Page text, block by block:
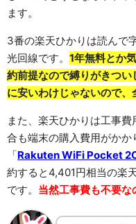
ます。
3番の楽天ひかりは読んで
光回線です。 1年無料とか
約前提なので縛りがきつ
に安いわけじゃないので
また、楽天ひかりは工事
合も端末の購入費用がか
「Rakuten WiFi Pocket
約すると4,401円相当の楽
です。 当然工事費も不要な